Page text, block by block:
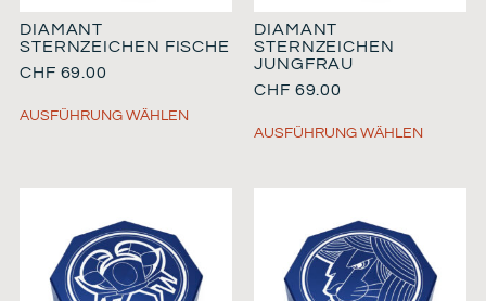
DIAMANT
STERNZEICHEN FISCHE
CHF 69.00
AUSFÜHRUNG WÄHLEN
DIAMANT
STERNZEICHEN
JUNGFRAU
CHF 69.00
AUSFÜHRUNG WÄHLEN